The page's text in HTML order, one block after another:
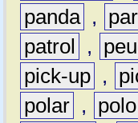
panda ,
patrol
,
pick-up ,
polar , polo